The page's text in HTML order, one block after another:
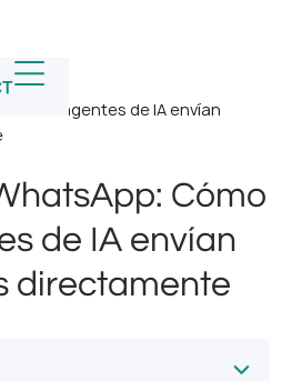
los agentes de IA envían
Cómo
de IA envían
directamente